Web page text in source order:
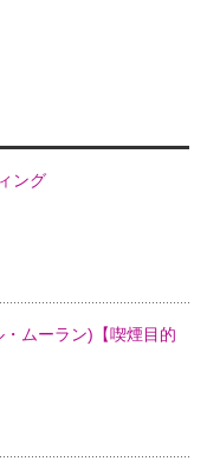
ング
・ムーラン)【喫煙目的